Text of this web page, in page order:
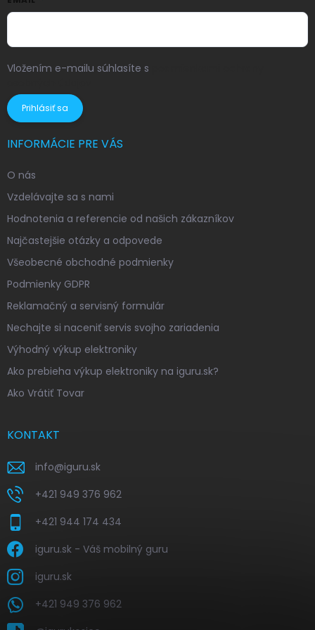
Vložením e-mailu súhlasíte s
Prihlásiť sa
INFORMÁCIE PRE VÁS
O nás
Vzdelávajte sa s nami
Hodnotenia a referencie od našich zákazníkov
Najčastejšie otázky a odpovede
Všeobecné obchodné podmienky
Podmienky GDPR
Reklamačný a servisný formulár
Nechajte si naceniť servis svojho zariadenia
Výhodný výkup elektroniky
Ako prebieha výkup elektroniky na iguru.sk?
Ako Vrátiť Tovar
KONTAKT
info@iguru.sk
+421 949 376 962
+421 944 174 434
iguru.sk - Váš mobilný guru
iguru.sk
+421 949 376 962